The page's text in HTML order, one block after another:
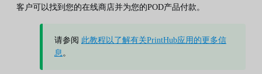
客户可以找到您的在线商店并为您的POD产品付款。
请参阅 此教程以了解有关PrintHub应用的更多信
息。